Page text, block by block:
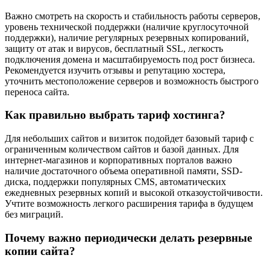
Важно смотреть на скорость и стабильность работы серверов,
уровень технической поддержки (наличие круглосуточной
поддержки), наличие регулярных резервных копирований,
защиту от атак и вирусов, бесплатный SSL, легкость
подключения домена и масштабируемость под рост бизнеса.
Рекомендуется изучить отзывы и репутацию хостера,
уточнить местоположение серверов и возможность быстрого
переноса сайта.
Как правильно выбрать тариф хостинга?
Для небольших сайтов и визиток подойдет базовый тариф с
ограниченным количеством сайтов и базой данных. Для
интернет-магазинов и корпоративных порталов важно
наличие достаточного объема оперативной памяти, SSD-
диска, поддержки популярных CMS, автоматических
ежедневных резервных копий и высокой отказоустойчивости.
Учтите возможность легкого расширения тарифа в будущем
без миграций.
Почему важно периодически делать резервные
копии сайта?